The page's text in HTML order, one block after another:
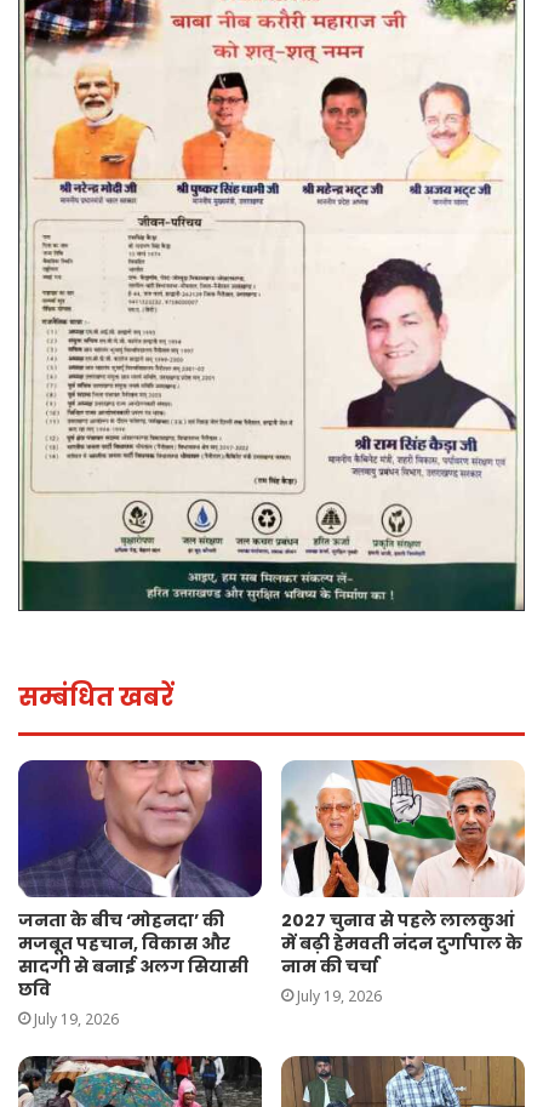
सम्बंधित खबरें
जनता के बीच ‘मोहनदा’ की
मजबूत पहचान, विकास और
सादगी से बनाई अलग सियासी
छवि
July 19, 2026
2027 चुनाव से पहले लालकुआं
में बढ़ी हेमवती नंदन दुर्गापाल के
नाम की चर्चा
July 19, 2026